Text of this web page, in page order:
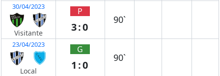
30/04/2023
Visitante
P
3:0
90`
23/04/2023
Local
G
1:0
90`